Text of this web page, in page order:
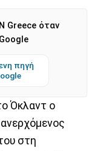
Greece όταν
πηγή
Όκλαντ ο
στη